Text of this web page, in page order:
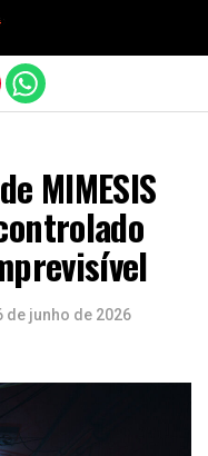
MIMESIS
de junho de 2026